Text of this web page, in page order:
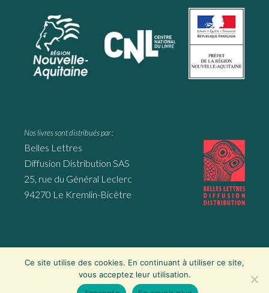
Nos livres sont distribués par :
Belles Lettres
Diffusion Distribution SAS
25, rue du Général Leclerc
94270 Le Kremlin-Bicêtre
Mila Weissweiler, Montmorillon ∙Mentions légales
Politique de confidentialité
Ce site utilise des cookies. En continuant à utiliser ce site,
vous acceptez leur utilisation.